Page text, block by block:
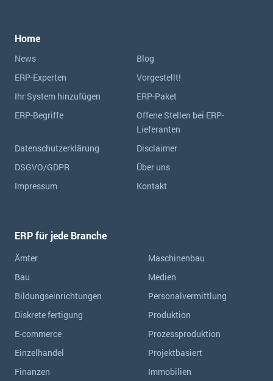
Home
News
Blog
ERP-Experten
Vorgestellt!
Ihr System hinzufügen
ERP-Paket
ERP-Begriffe
Offene Stellen bei ERP-
Lieferanten
Datenschutzerklärung
Disclaimer
DSGVO/GDPR
Über uns
Impressum
Kontakt
ERP für jede Branche
Ämter
Bau
Bildungseinrichtungen
Diskrete fertigung
E-commerce
Einzelhandel
Finanzen
Maschinenbau
Medien
Personalvermittlung
Produktion
Prozessproduktion
Projektbasiert
Immobilien